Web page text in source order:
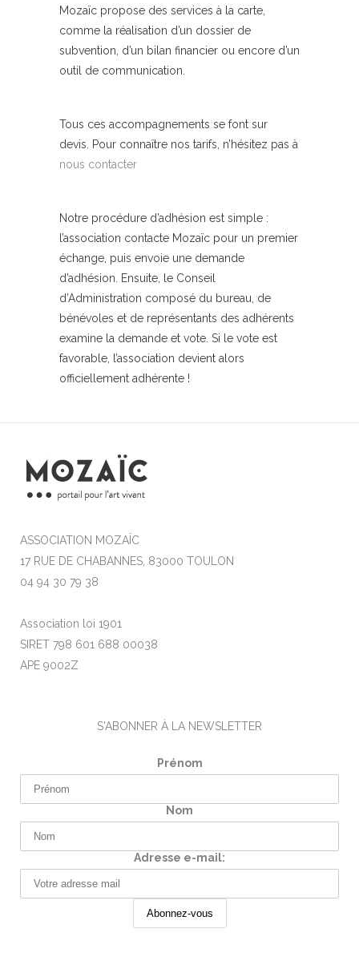
Mozaïc propose des services à la carte,
comme la réalisation d’un dossier de
subvention, d’un bilan financier ou encore d’un
outil de communication.
Tous ces accompagnements se font sur
devis. Pour connaître nos tarifs, n’hésitez pas à
nous contacter
Notre procédure d’adhésion est simple :
l’association contacte Mozaïc pour un premier
échange, puis envoie une demande
d’adhésion. Ensuite, le Conseil
d’Administration composé du bureau, de
bénévoles et de représentants des adhérents
examine la demande et vote. Si le vote est
favorable, l’association devient alors
officiellement adhérente !
ASSOCIATION MOZAÏC
17 RUE DE CHABANNES, 83000 TOULON
04 94 30 79 38
Association loi 1901
SIRET 798 601 688 00038
APE 9002Z
S'ABONNER À LA NEWSLETTER
Prénom
Nom
Adresse e-mail: